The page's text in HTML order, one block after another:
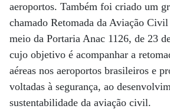
aeroportos. Também foi criado um
chamado Retomada da Aviação
meio da Portaria Anac 1126, de 23
cujo objetivo é acompanhar a
aéreas nos aeroportos brasileiros e
voltadas à segurança, ao
sustentabilidade da aviação civil.